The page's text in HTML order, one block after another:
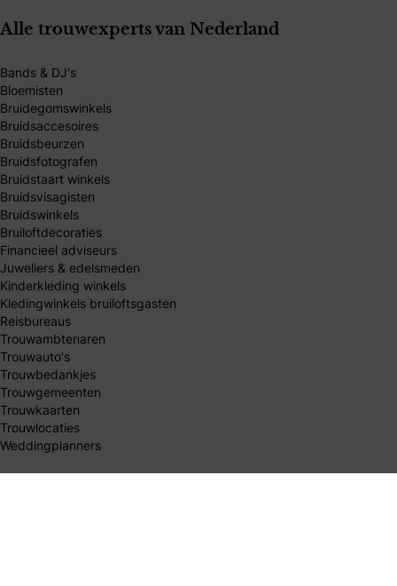
Alle trouwexperts van Nederland
Bands & DJ's
Bloemisten
Bruidegomswinkels
Bruidsaccesoires
Bruidsbeurzen
Bruidsfotografen
Bruidstaart winkels
Bruidsvisagisten
Bruidswinkels
Bruiloftdecoraties
Financieel adviseurs
Juweliers & edelsmeden
Kinderkleding winkels
Kledingwinkels bruiloftsgasten
Reisbureaus
Trouwambtenaren
Trouwauto's
Trouwbedankjes
Trouwgemeenten
Trouwkaarten
Trouwlocaties
Weddingplanners